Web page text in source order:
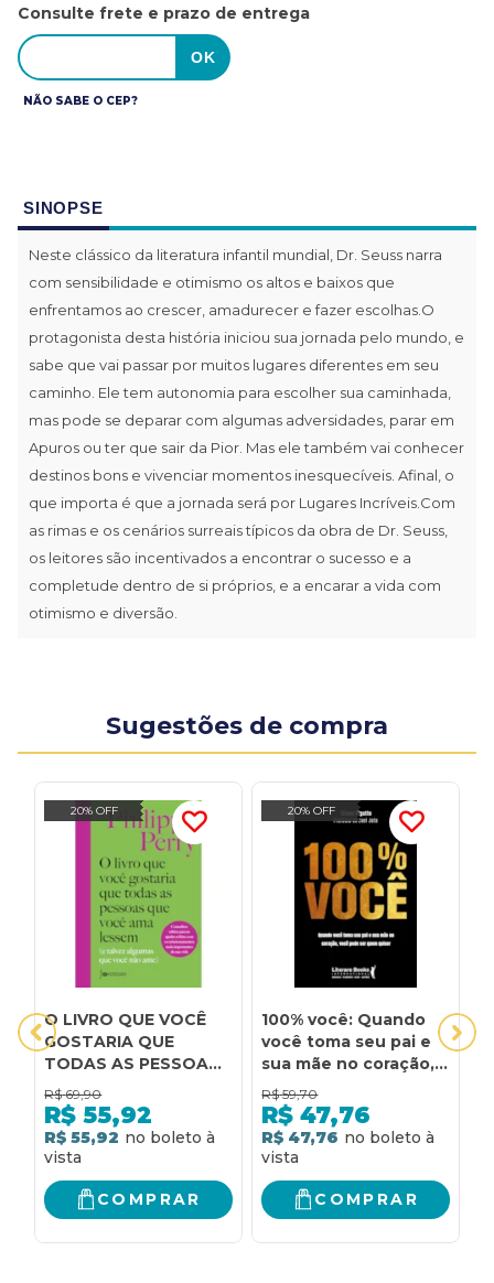
Consulte frete e prazo de entrega
NÃO SABE O CEP?
SINOPSE
Neste clássico da literatura infantil mundial, Dr. Seuss narra
com sensibilidade e otimismo os altos e baixos que
enfrentamos ao crescer, amadurecer e fazer escolhas.O
protagonista desta história iniciou sua jornada pelo mundo, e
sabe que vai passar por muitos lugares diferentes em seu
caminho. Ele tem autonomia para escolher sua caminhada,
mas pode se deparar com algumas adversidades, parar em
Apuros ou ter que sair da Pior. Mas ele também vai conhecer
destinos bons e vivenciar momentos inesquecíveis. Afinal, o
que importa é que a jornada será por Lugares Incríveis.Com
as rimas e os cenários surreais típicos da obra de Dr. Seuss,
os leitores são incentivados a encontrar o sucesso e a
completude dentro de si próprios, e a encarar a vida com
otimismo e diversão.
Sugestões de compra
20% OFF
O LIVRO QUE VOCÊ
GOSTARIA QUE
TODAS AS PESSOAS
QUE VOCÊ AMA
LESSEM: (E TALVEZ
ALGUMAS QUE VOCÊ
NÃO AME)
R$ 69,90
R$ 55,92
R$ 55,92
COMPRAR
20% OFF
100% você: Quando
você toma seu pai e
sua mãe no coração,
você pode ser quem
quiser
R$ 59,70
R$ 47,76
R$ 47,76
COMPRAR